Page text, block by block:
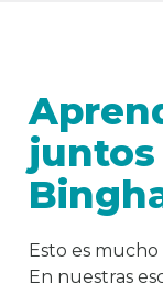
juntos
Esto es
En nuestras